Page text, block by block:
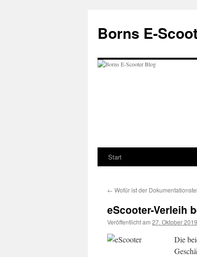
springen
Borns E-
Start
← Wofür ist der
eScooter-Verleih
Veröffentlicht am 27. Oktober 2019
Die